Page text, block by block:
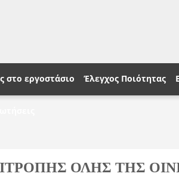
στο εργοστάσιο Έλεγχος Ποιότητας
ΟΛΗΣ ΤΗΣ